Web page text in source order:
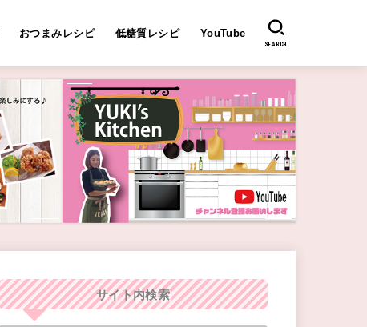
おつまみレシピ 低糖質レシピ YouTube
SEARCH
サイト内検索